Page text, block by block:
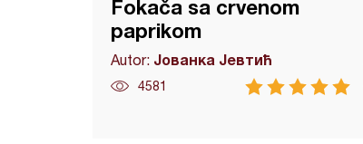
Fokača sa crvenom
paprikom
Autor: Јованка Јевтић
4581